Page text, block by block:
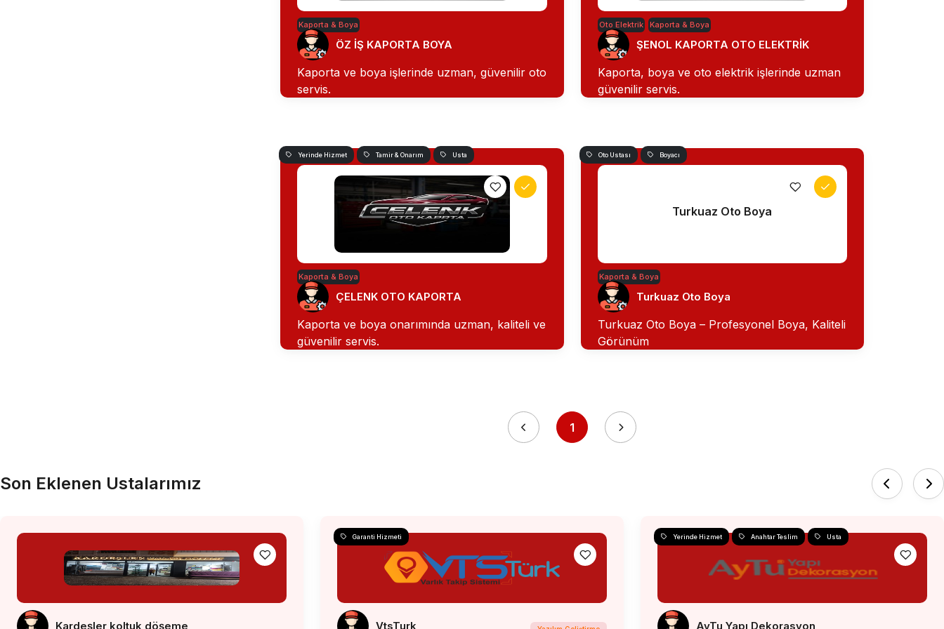
Kaporta & Boya
ÖZ İŞ KAPORTA BOYA
Kaporta ve boya işlerinde uzman, güvenilir oto
servis.
Oto Elektrik Kaporta & Boya
ŞENOL KAPORTA OTO ELEKTRİK
Kaporta, boya ve oto elektrik işlerinde uzman
güvenilir servis.
Yerinde Hizmet Tamir & Onarım Usta
Kaporta & Boya
ÇELENK OTO KAPORTA
Kaporta ve boya onarımında uzman, kaliteli ve
güvenilir servis.
Turkuaz Oto Boya
Oto Ustası Boyacı
Kaporta & Boya
Turkuaz Oto Boya
Turkuaz Oto Boya – Profesyonel Boya, Kaliteli
Görünüm
1
Son Eklenen Ustalarımız
Kardeşler koltuk döşeme
Garanti Hizmeti
VtsTurk
Yerinde Hizmet Anahtar Teslim Usta
AyTu Yapı Dekorasyon